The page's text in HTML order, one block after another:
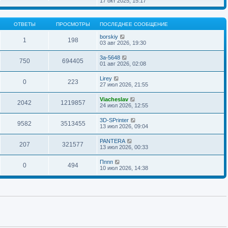
н
и
ю
б
щ
е
н
и
ю
н
е
м
у
о
е
н
ю
о
л
е
д
н
е
у
с
о
о
щ
е
н
и
р
й
т
и
п
л
е
д
е
м
с
щ
е
и
ОТВЕТЫ ПРОСМОТРЫ ПОСЛЕДНЕЕ СООБЩЕНИЕ
1 198
borskiy
03 авг 2026, 19:30
750 694405
3a-5648
01 авг 2026, 02:08
0 223
Lirey
27 июл 2026, 21:55
2042 1219857
Viacheslav
24 июл 2026, 12:55
9582 3513455
3D-SPrinter
13 июл 2026, 09:04
207 321577
PANTERA
13 июл 2026, 00:33
0 494
Пппп
10 июл 2026, 14:38